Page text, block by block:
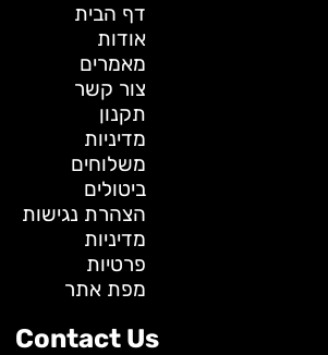
דף הבית
אודות
מאמרים
צור קשר
תקנון
מדיניות
משלוחים
ביטולים
הצהרת נגישות
מדיניות
פרטיות
מפת אתר
Contact Us